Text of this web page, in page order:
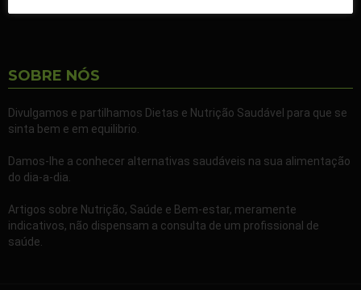
SOBRE NÓS
Divulgamos e partilhamos Dietas e Nutrição Saudável para que se
sinta bem e em equilibrio.
Damos-lhe a conhecer alternativas saudáveis na sua alimentação
do dia-a-dia.
Artigos sobre Nutrição, Saúde e Bem-estar, meramente
indicativos, não dispensam a consulta de um profissional de
saúde.